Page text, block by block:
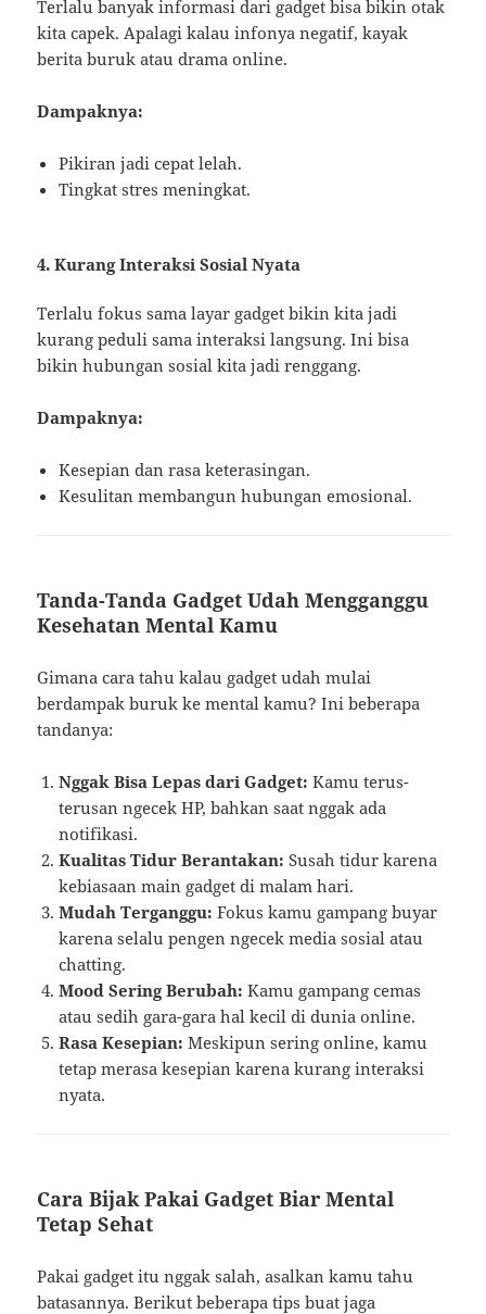
Terlalu banyak informasi dari gadget bisa bikin otak
kita capek. Apalagi kalau infonya negatif, kayak
berita buruk atau drama online.
Dampaknya:
Pikiran jadi cepat lelah.
Tingkat stres meningkat.
4. Kurang Interaksi Sosial Nyata
Terlalu fokus sama layar gadget bikin kita jadi
kurang peduli sama interaksi langsung. Ini bisa
bikin hubungan sosial kita jadi renggang.
Dampaknya:
Kesepian dan rasa keterasingan.
Kesulitan membangun hubungan emosional.
Tanda-Tanda Gadget Udah Mengganggu
Kesehatan Mental Kamu
Gimana cara tahu kalau gadget udah mulai
berdampak buruk ke mental kamu? Ini beberapa
tandanya:
Nggak Bisa Lepas dari Gadget: Kamu terus-
terusan ngecek HP, bahkan saat nggak ada
notifikasi.
Kualitas Tidur Berantakan: Susah tidur karena
kebiasaan main gadget di malam hari.
Mudah Terganggu: Fokus kamu gampang buyar
karena selalu pengen ngecek media sosial atau
chatting.
Mood Sering Berubah: Kamu gampang cemas
atau sedih gara-gara hal kecil di dunia online.
Rasa Kesepian: Meskipun sering online, kamu
tetap merasa kesepian karena kurang interaksi
nyata.
Cara Bijak Pakai Gadget Biar Mental
Tetap Sehat
Pakai gadget itu nggak salah, asalkan kamu tahu
batasannya. Berikut beberapa tips buat jaga